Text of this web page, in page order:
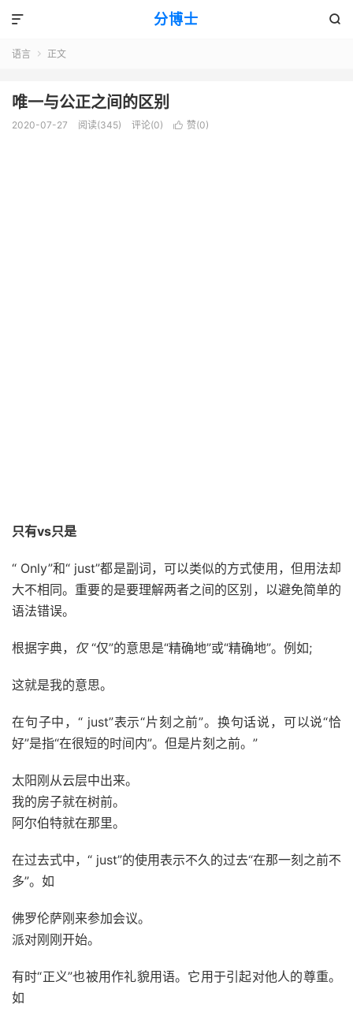
分博士 

语言  正文
唯一与公正之间的区别
2020-07-27 阅读(345) 评论(0)  赞(0)
只有vs只是
“ Only”和“ just”都是副词，可以类似的方式使用，但用法却
大不相同。重要的是要理解两者之间的区别，以避免简单的
语法错误。
根据字典， 仅“仅”的意思是“精确地”或“精确地”。例如;
这就是我的意思。
在句子中，“ just”表示“片刻之前”。换句话说，可以说“恰
好”是指“在很短的时间内”。但是片刻之前。”
太阳刚从云层中出来。
我的房子就在树前。
阿尔伯特就在那里。
在过去式中，“ just”的使用表示不久的过去“在那一刻之前不
多”。如
佛罗伦萨刚来参加会议。
派对刚刚开始。
有时“正义”也被用作礼貌用语。它用于引起对他人的尊重。
如